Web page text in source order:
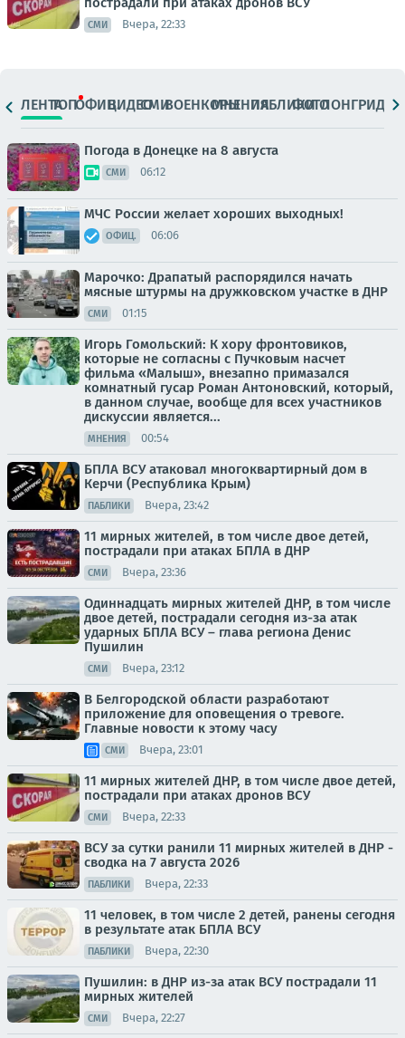
СМИ Вчера, 22:33
ЛЕНТАТОПОФИЦ.ВИДЕОСМИВОЕНКОРЫМНЕНИЯПАБЛИКИ
ФОТОЛОНГРИДЫ
Погода в Донецке на 8 августа
СМИ 06:12
МЧС России желает хороших выходных!
ОФИЦ. 06:06
Марочко: Драпатый распорядился начать
мясные штурмы на дружковском участке в ДНР
СМИ 01:15
Игорь Гомольский: К хору фронтовиков,
которые не согласны с Пучковым насчет
фильма «Малыш», внезапно примазался
комнатный гусар Роман Антоновский, который,
в данном случае, вообще для всех участников
дискуссии является...
МНЕНИЯ 00:54
БПЛА ВСУ атаковал многоквартирный дом в
Керчи (Республика Крым)
ПАБЛИКИ Вчера, 23:42
11 мирных жителей, в том числе двое детей,
пострадали при атаках БПЛА в ДНР
СМИ Вчера, 23:36
Одиннадцать мирных жителей ДНР, в том числе
двое детей, пострадали сегодня из-за атак
ударных БПЛА ВСУ – глава региона Денис
Пушилин
СМИ Вчера, 23:12
В Белгородской области разработают
приложение для оповещения о тревоге.
Главные новости к этому часу
СМИ Вчера, 23:01
11 мирных жителей ДНР, в том числе двое детей,
пострадали при атаках дронов ВСУ
СМИ Вчера, 22:33
ВСУ за сутки ранили 11 мирных жителей в ДНР -
сводка на 7 августа 2026
ПАБЛИКИ Вчера, 22:33
11 человек, в том числе 2 детей, ранены сегодня
в результате атак БПЛА ВСУ
ПАБЛИКИ Вчера, 22:30
Пушилин: в ДНР из-за атак ВСУ пострадали 11
мирных жителей
СМИ Вчера, 22:27